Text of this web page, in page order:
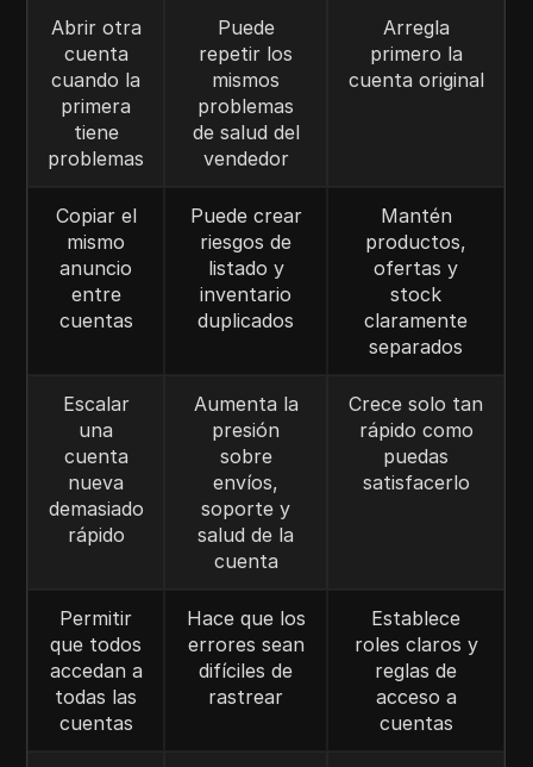
Abrir otra
cuenta
cuando la
primera
tiene
problemas
Puede
repetir los
mismos
problemas
de salud del
vendedor
Arregla
primero la
cuenta original
Copiar el
mismo
anuncio
entre
cuentas
Puede crear
riesgos de
listado y
inventario
duplicados
Mantén
productos,
ofertas y
stock
claramente
separados
Escalar
una
cuenta
nueva
demasiado
rápido
Aumenta la
presión
sobre
envíos,
soporte y
salud de la
cuenta
Crece solo tan
rápido como
puedas
satisfacerlo
Permitir
que todos
accedan a
todas las
cuentas
Hace que los
errores sean
difíciles de
rastrear
Establece
roles claros y
reglas de
acceso a
cuentas